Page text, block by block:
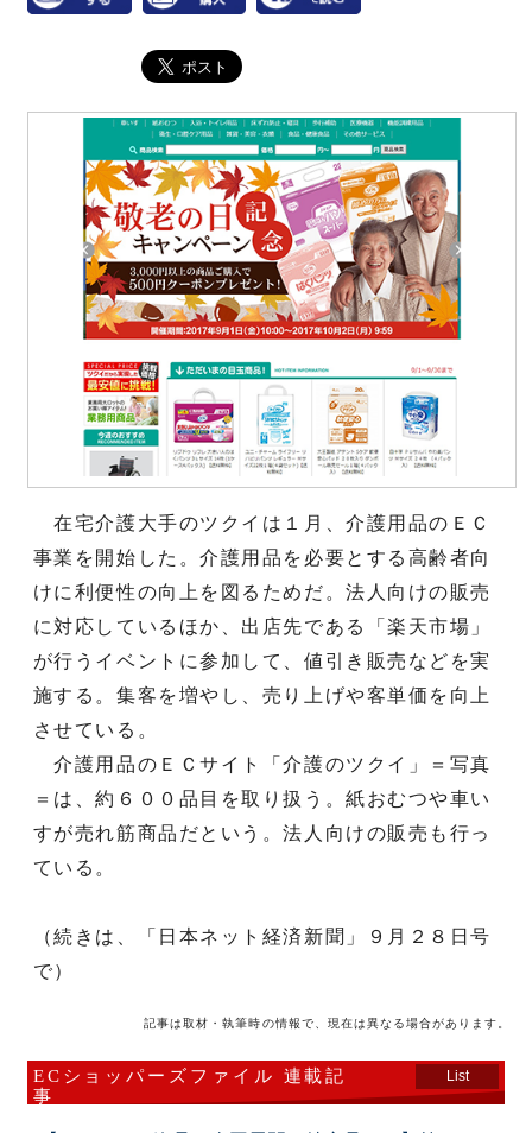
在宅介護大手のツクイは１月、介護用品のＥＣ
事業を開始した。介護用品を必要とする高齢者向
けに利便性の向上を図るためだ。法人向けの販売
に対応しているほか、出店先である「楽天市場」
が行うイベントに参加して、値引き販売などを実
施する。集客を増やし、売り上げや客単価を向上
させている。
介護用品のＥＣサイト「介護のツクイ」＝写真
＝は、約６００品目を取り扱う。紙おむつや車い
すが売れ筋商品だという。法人向けの販売も行っ
ている。
（続きは、「日本ネット経済新聞」９月２８日号
で）
記事は取材・執筆時の情報で、現在は異なる場合があります。
ECショッパーズファイル 連載記
事
List